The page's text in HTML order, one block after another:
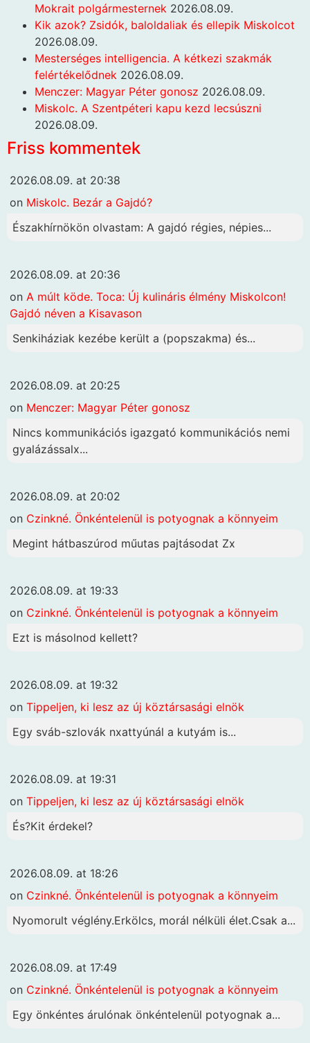
Mokrait polgármesternek 2026.08.09.
Kik azok? Zsidók, baloldaliak és ellepik Miskolcot
2026.08.09.
Mesterséges intelligencia. A kétkezi szakmák
felértékelődnek 2026.08.09.
Menczer: Magyar Péter gonosz 2026.08.09.
Miskolc. A Szentpéteri kapu kezd lecsúszni
2026.08.09.
Friss kommentek
2026.08.09. at 20:38
on Miskolc. Bezár a Gajdó?
Északhírnökön olvastam: A gajdó régies, népies...
2026.08.09. at 20:36
on A múlt köde. Toca: Új kulináris élmény Miskolcon!
Gajdó néven a Kisavason
Senkiháziak kezébe került a (popszakma) és...
2026.08.09. at 20:25
on Menczer: Magyar Péter gonosz
Nincs kommunikációs igazgató kommunikációs nemi
gyalázássalx...
2026.08.09. at 20:02
on Czinkné. Önkéntelenül is potyognak a könnyeim
Megint hátbaszúrod műutas pajtásodat Zx
2026.08.09. at 19:33
on Czinkné. Önkéntelenül is potyognak a könnyeim
Ezt is másolnod kellett?
2026.08.09. at 19:32
on Tippeljen, ki lesz az új köztársasági elnök
Egy sváb-szlovák nxattyúnál a kutyám is...
2026.08.09. at 19:31
on Tippeljen, ki lesz az új köztársasági elnök
És?Kit érdekel?
2026.08.09. at 18:26
on Czinkné. Önkéntelenül is potyognak a könnyeim
Nyomorult véglény.Erkölcs, morál nélküli élet.Csak a...
2026.08.09. at 17:49
on Czinkné. Önkéntelenül is potyognak a könnyeim
Egy önkéntes árulónak önkéntelenül potyognak a...